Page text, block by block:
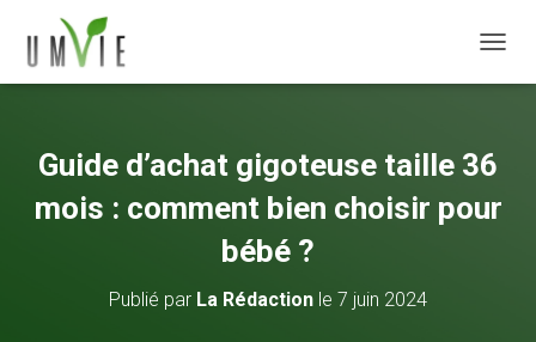
Guide d’achat gigoteuse taille 36
mois : comment bien choisir pour
bébé ?
Publié par La Rédaction le 7 juin 2024